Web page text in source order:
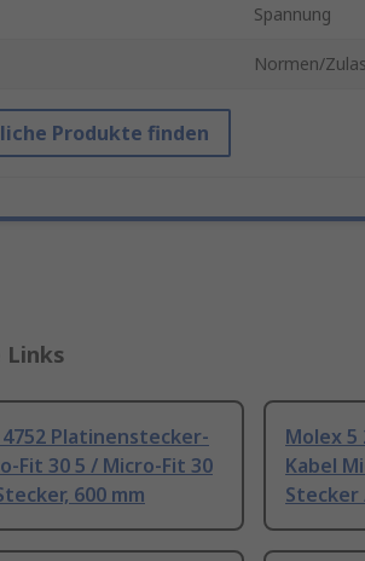
Spannung
Normen/
Produkte finden
Links
Platinenstecker-
Fit 30 5 / Micro-Fit 30
600 mm
Molex
Kabel
Stecker